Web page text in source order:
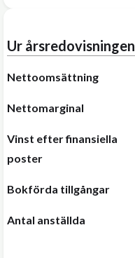
Ur årsredovisningen
Nettoomsättning
Nettomarginal
Vinst efter finansiella
poster
Bokförda tillgångar
Antal anställda